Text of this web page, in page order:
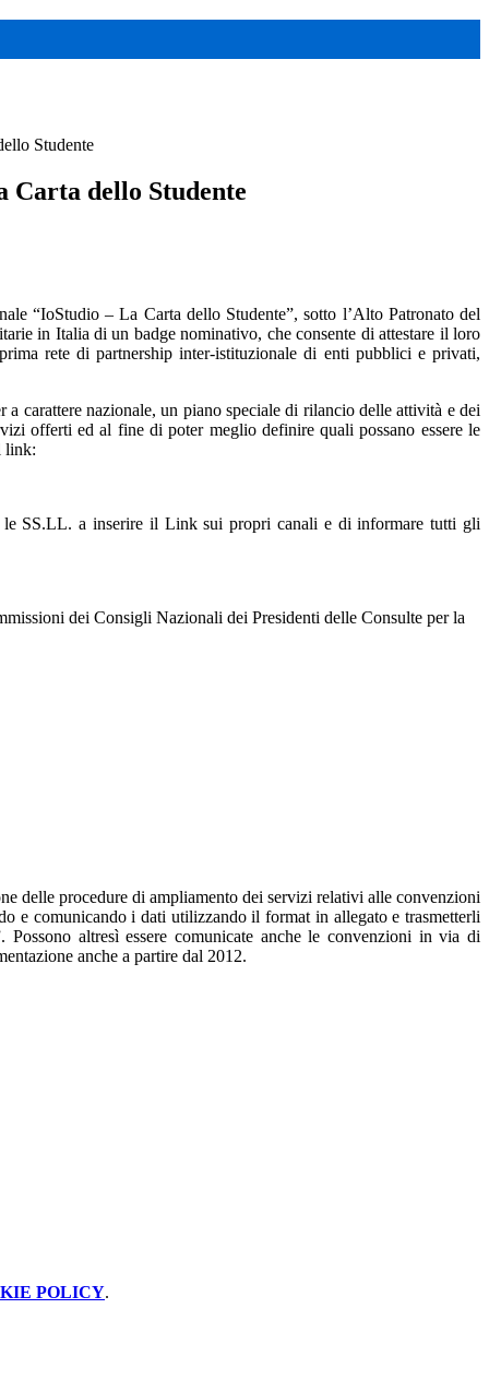
Studente
Carta dello Studente
“IoStudio – La Carta dello Studente”, sotto l’Alto Patronato del
in Italia di un badge nominativo, che consente di attestare il loro
rete di partnership inter-istituzionale di enti pubblici e privati,
carattere nazionale, un piano speciale di rilancio delle attività e dei
offerti ed al fine di poter meglio definire quali possano essere le
link:
le SS.LL. a inserire il Link sui propri canali e di informare tutti gli
dei Consigli Nazionali dei Presidenti delle Consulte per la
delle procedure di ampliamento dei servizi relativi alle convenzioni
e comunicando i dati utilizzando il format in allegato e trasmetterli
altresì essere comunicate anche le convenzioni in via di
anche a partire dal 2012.
POLICY.